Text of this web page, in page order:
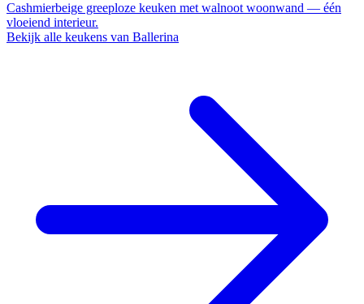
Cashmierbeige greeploze keuken met walnoot woonwand — één
vloeiend interieur.
Bekijk alle keukens van Ballerina